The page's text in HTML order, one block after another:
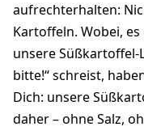
aufrechterhalten:
Kartoffeln. Wobei,
unsere Süßkartoffel-
bitte!“ schreist,
Dich: unsere
daher – ohne Salz,